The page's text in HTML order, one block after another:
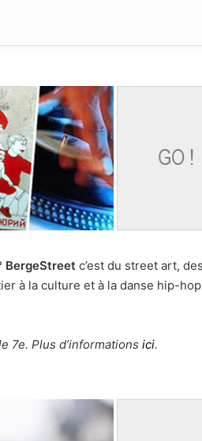
BergeStreet c’est du street art,
à la culture et à la danse hip-
7e. Plus d’informations ici.